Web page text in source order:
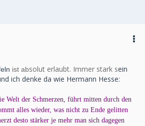
ist absolut erlaubt. Immer stark sein
ich denke da wie Hermann Hesse:
Welt der Schmerzen, führt mitten durch den
alles wieder, was nicht zu Ende gelitten
desto stärker je mehr man sich dagegen